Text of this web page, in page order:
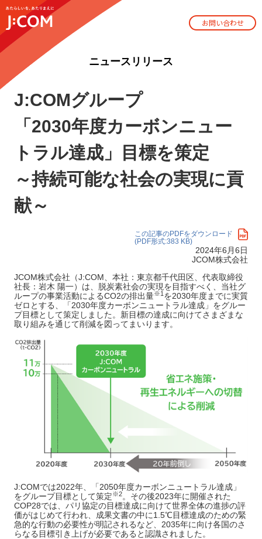
お問い合わせ
ニュースリリース
J:COMグループ
「2030年度カーボンニュー
トラル達成」目標を策定
～持続可能な社会の実現に貢
献～
この記事のPDFをダウンロード
(PDF形式:383 KB)
2024年6月6日
JCOM株式会社
JCOM株式会社（J:COM、本社：東京都千代田区、代表取締役
社長：岩木 陽一）は、脱炭素社会の実現を目指すべく、当社グ
ループの事業活動によるCO2の排出量※1 を2030年度までに実質
ゼロとする、「2030年度カーボンニュートラル達成」をグルー
プ目標として策定しました。新目標の達成に向けてさまざまな
取り組みを通じて削減を図ってまいります。
J:COMでは2022年、「2050年度カーボンニュートラル達成」
をグループ目標として策定※2。その後2023年に開催された
COP28では、パリ協定の目標達成に向けて世界全体の進捗の評
価がはじめて行われ、成果文書の中に1.5℃目標達成のための緊
急的な行動の必要性が明記されるなど、2035年に向け各国のさ
らなる目標引き上げが必要であると認識されました。